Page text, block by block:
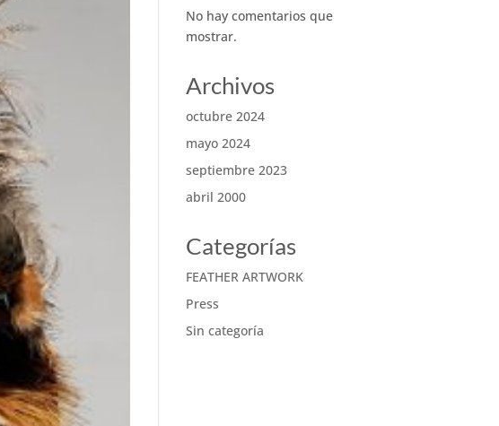
No hay comentarios que
mostrar.
Archivos
octubre 2024
mayo 2024
septiembre 2023
abril 2000
Categorías
FEATHER ARTWORK
Press
Sin categoría